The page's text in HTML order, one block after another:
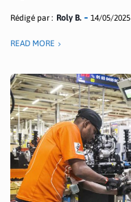
Rédigé par : Roly B. 14/05/2025
READ MORE